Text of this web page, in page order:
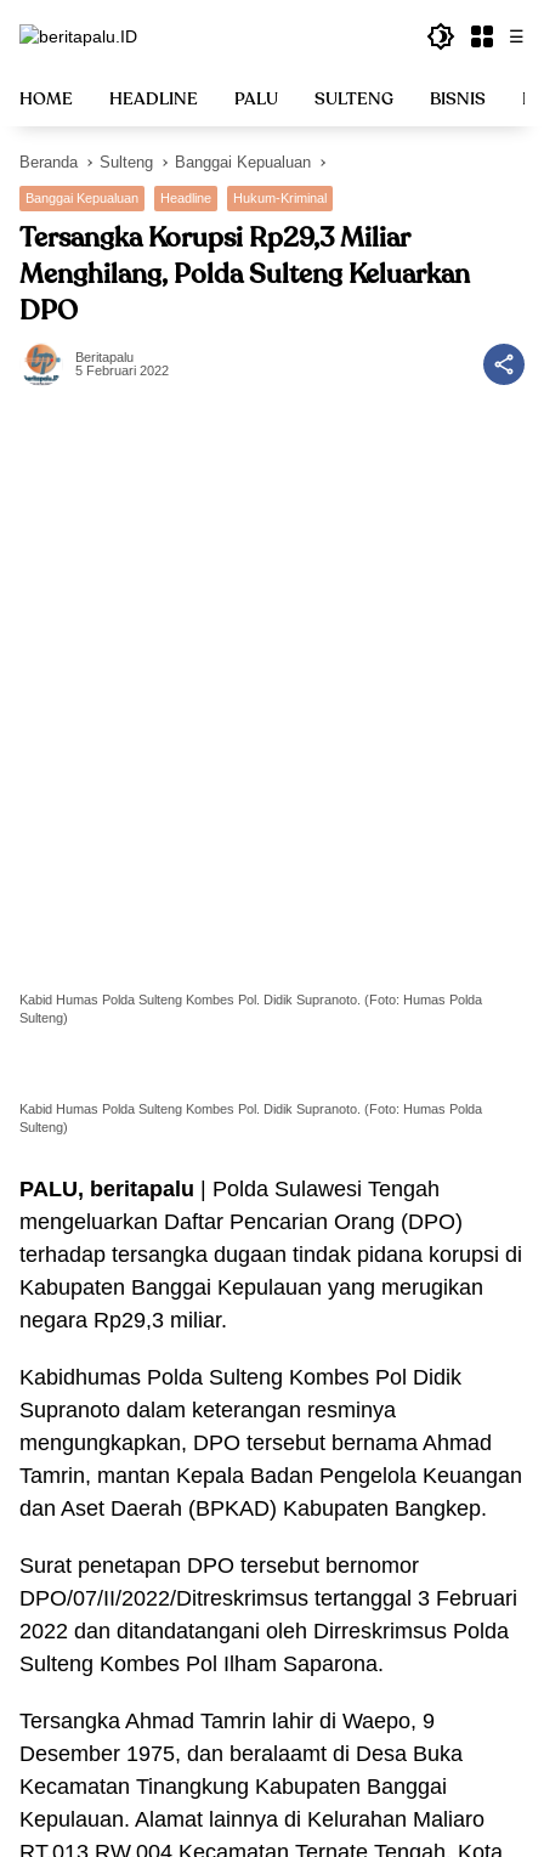
☰
HOME HEADLINE PALU SULTENG BISNIS
Beranda Sulteng Banggai Kepualuan
Banggai Kepualuan Headline Hukum-Kriminal
Tersangka Korupsi Rp29,3 Miliar
Menghilang, Polda Sulteng Keluarkan
DPO
Beritapalu
5 Februari 2022
Kabid Humas Polda Sulteng Kombes Pol. Didik Supranoto. (Foto: Humas Polda
Sulteng)
Kabid Humas Polda Sulteng Kombes Pol. Didik Supranoto. (Foto: Humas Polda
Sulteng)
PALU, beritapalu | Polda Sulawesi Tengah
mengeluarkan Daftar Pencarian Orang (DPO)
terhadap tersangka dugaan tindak pidana korupsi di
Kabupaten Banggai Kepulauan yang merugikan
negara Rp29,3 miliar.
Kabidhumas Polda Sulteng Kombes Pol Didik
Supranoto dalam keterangan resminya
mengungkapkan, DPO tersebut bernama Ahmad
Tamrin, mantan Kepala Badan Pengelola Keuangan
dan Aset Daerah (BPKAD) Kabupaten Bangkep.
Surat penetapan DPO tersebut bernomor
DPO/07/II/2022/Ditreskrimsus tertanggal 3 Februari
2022 dan ditandatangani oleh Dirreskrimsus Polda
Sulteng Kombes Pol Ilham Saparona.
Tersangka Ahmad Tamrin lahir di Waepo, 9
Desember 1975, dan beralaamt di Desa Buka
Kecamatan Tinangkung Kabupaten Banggai
Kepulauan. Alamat lainnya di Kelurahan Maliaro
RT.013 RW.004 Kecamatan Ternate Tengah, Kota